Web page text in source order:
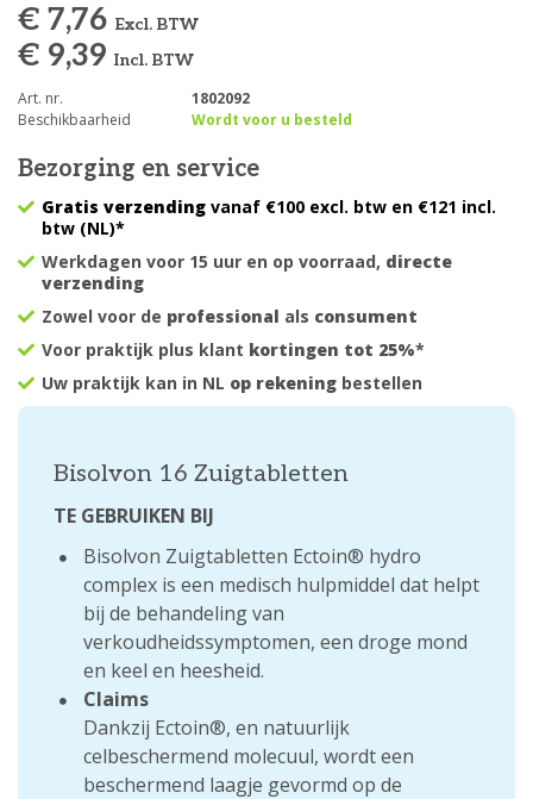
€ 7,76 Excl. BTW
€ 9,39 Incl. BTW
Art. nr.
1802092
Beschikbaarheid
Wordt voor u besteld
Bezorging en service
Gratis verzending vanaf €100 excl. btw en €121 incl.
btw (NL)*
Werkdagen voor 15 uur en op voorraad, directe
verzending
Zowel voor de professional als consument
Voor praktijk plus klant kortingen tot 25%*
Uw praktijk kan in NL op rekening bestellen
Bisolvon 16 Zuigtabletten
TE GEBRUIKEN BIJ
Bisolvon Zuigtabletten Ectoin® hydro
complex is een medisch hulpmiddel dat helpt
bij de behandeling van
verkoudheidssymptomen, een droge mond
en keel en heesheid.
Claims
Dankzij Ectoin®, en natuurlijk
celbeschermend molecuul, wordt een
beschermend laagje gevormd op de